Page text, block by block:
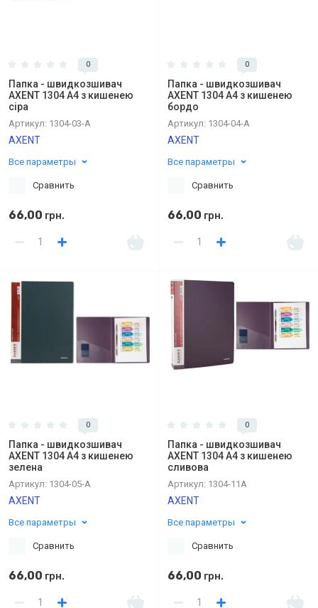
0
Папка - швидкозшивач
AXENT 1304 А4 з кишенею
сіра
Артикул: 1304-03-A
AXENT
Все параметры
Сравнить
66,00 грн.
0
Папка - швидкозшивач
AXENT 1304 А4 з кишенею
бордо
Артикул: 1304-04-A
AXENT
Все параметры
Сравнить
66,00 грн.
0
Папка - швидкозшивач
AXENT 1304 А4 з кишенею
зелена
Артикул: 1304-05-A
AXENT
Все параметры
Сравнить
66,00 грн.
0
Папка - швидкозшивач
AXENT 1304 А4 з кишенею
сливова
Артикул: 1304-11А
AXENT
Все параметры
Сравнить
66,00 грн.